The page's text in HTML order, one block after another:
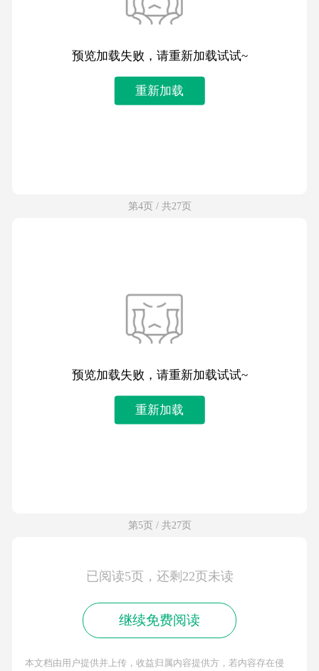
预览加载失败，请重新加载试试~
重新加载
第4页 / 共27页
预览加载失败，请重新加载试试~
重新加载
第5页 / 共27页
已阅读5页，还剩22页未读
继续免费阅读
本文档由用户提供并上传，收益归属内容提供方，若内容存在侵